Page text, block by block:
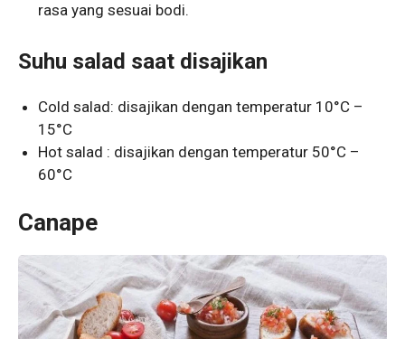
rasa yang sesuai bodi.
Suhu salad saat disajikan
Cold salad: disajikan dengan temperatur 10°C –
15°C
Hot salad : disajikan dengan temperatur 50°C –
60°C
Canape